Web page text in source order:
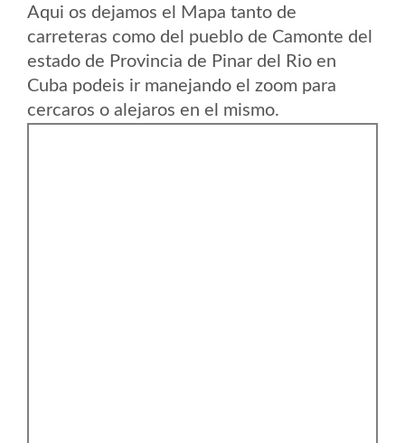
Aqui os dejamos el Mapa tanto de
carreteras como del pueblo de Camonte del
estado de Provincia de Pinar del Rio en
Cuba podeis ir manejando el zoom para
cercaros o alejaros en el mismo.